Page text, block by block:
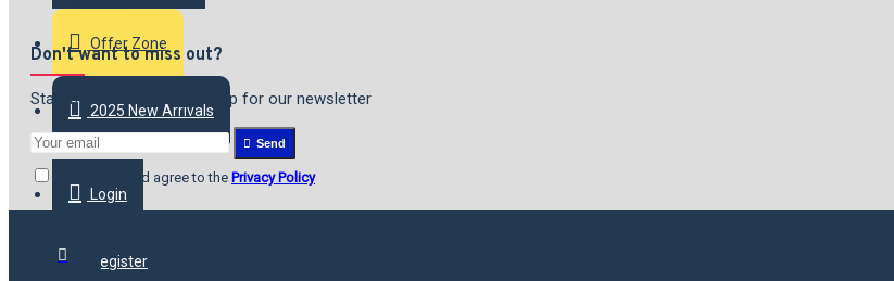
Offer Zone
2025 New Arrivals
Login
Register
Don't want to miss out?
Stay in the loop by signing up for our newsletter
Send
I have read and agree to the Privacy Policy